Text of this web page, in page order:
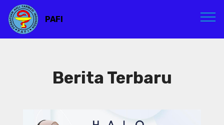
PAFI
Berita Terbaru